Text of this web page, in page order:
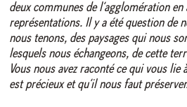
deux communes de l’agglomération en
représentations. Il y a été question de
nous tenons, des paysages qui nous
lesquels nous échangeons, de cette
Vous nous avez raconté ce qui vous
est précieux et qu’il nous faut